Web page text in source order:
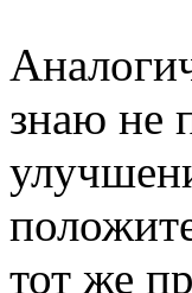
знаю не
тот же